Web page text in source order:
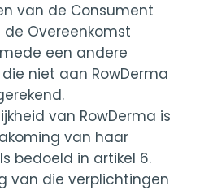
van de Consument
Overeenkomst
een andere
niet aan RowDerma
van RowDerma is
van haar
bedoeld in artikel 6.
van die verplichtingen